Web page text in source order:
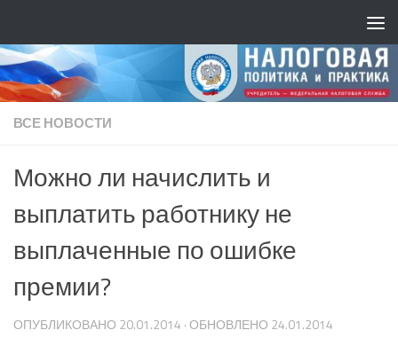
ВСЕ НОВОСТИ
Можно ли начислить и
выплатить работнику не
выплаченные по ошибке
премии?
ОПУБЛИКОВАНО 20.01.2014 · ОБНОВЛЕНО 24.01.2014